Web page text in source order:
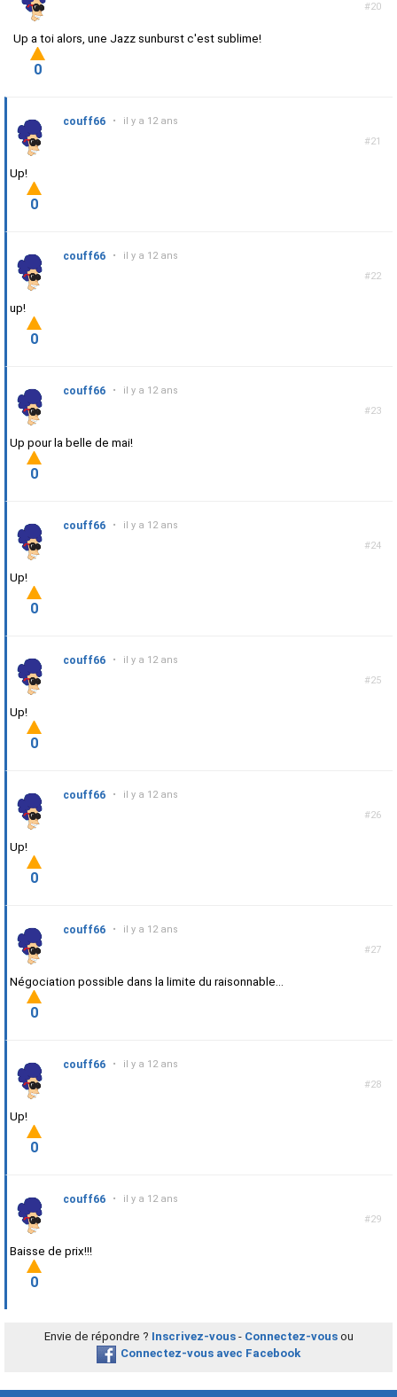
#20
Up a toi alors, une Jazz sunburst c'est sublime!
0
#21
couff66 • il y a 12 ans
Up!
0
#22
couff66 • il y a 12 ans
up!
0
#23
couff66 • il y a 12 ans
Up pour la belle de mai!
0
#24
couff66 • il y a 12 ans
Up!
0
#25
couff66 • il y a 12 ans
Up!
0
#26
couff66 • il y a 12 ans
Up!
0
#27
couff66 • il y a 12 ans
Négociation possible dans la limite du raisonnable...
0
#28
couff66 • il y a 12 ans
Up!
0
#29
couff66 • il y a 12 ans
Baisse de prix!!!
0
Envie de répondre ? Inscrivez-vous- Connectez-vousou
Connectez-vous avec Facebook